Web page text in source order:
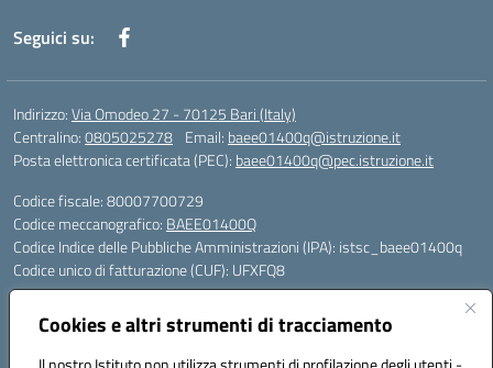
Cookies e altri strumenti di tracciamento
Seguici su:
Indirizzo:Via Omodeo 27 - 70125 Bari (Italy)
Centralino:0805025278 Email: baee01400q@istruzione.it
Posta elettronica certificata (PEC): baee01400q@pec.istruzione.it
Codice fiscale: 80007700729
Codice meccanografico: BAEE01400Q
Codice Indice delle Pubbliche Amministrazioni (IPA): istsc_baee01400q
Codice unico di fatturazione (CUF): UFXFQ8
BAEE01401R - Plesso Iqbal - scuola primaria - via Omodeo 27 - tel. 080.
5025278